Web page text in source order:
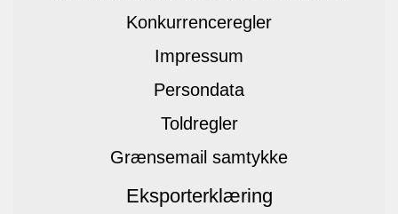
Konkurrenceregler
Impressum
Persondata
Toldregler
Grænsemail samtykke
Eksporterklæring